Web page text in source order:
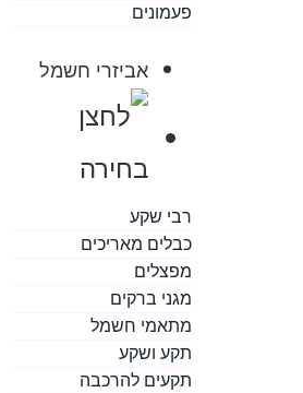
פעמונים
אביזרי חשמל
רבי שקע
כבלים מאריכים
מפצלים
מגני ברקים
מתאמי חשמל
תקע ושקע
תקעים להרכבה